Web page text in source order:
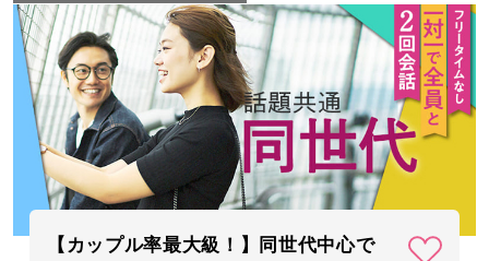
【カップル率最大級！】同世代中心で